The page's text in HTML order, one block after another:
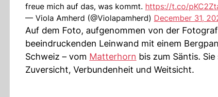
freue mich auf das, was kommt. https://t.co/
— Viola Amherd (@Violapamherd) December 31,
Auf dem Foto, aufgenommen von der
beeindruckenden Leinwand mit einem
Schweiz – vom Matterhorn bis zum Säntis.
Zuversicht, Verbundenheit und Weitsicht.